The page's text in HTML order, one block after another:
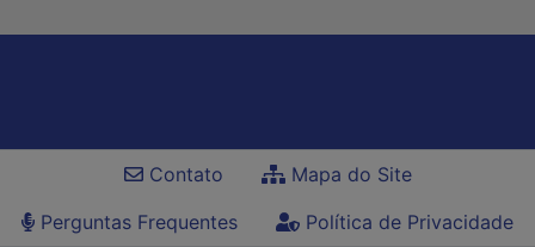
Contato
Mapa do Site
Perguntas Frequentes
Política de Privacidade